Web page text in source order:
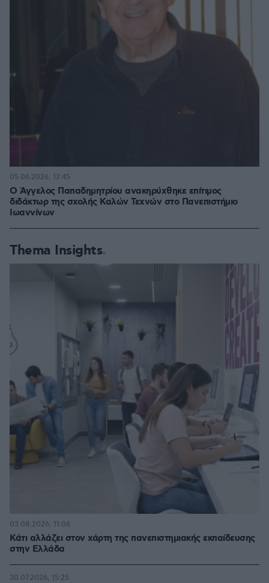
Ο Άγγελος Παπαδημητρίου ανακηρύχθηκε επίτιμος
διδάκτωρ της σχολής Καλών Τεχνών στο Πανεπιστήμιο
Ιωαννίνων
05.06.2026, 12:45
Thema Insights
Κάτι αλλάζει στον χάρτη της πανεπιστημιακής εκπαίδευσης
στην Ελλάδα
03.08.2026, 11:06
30.07.2026, 15:25